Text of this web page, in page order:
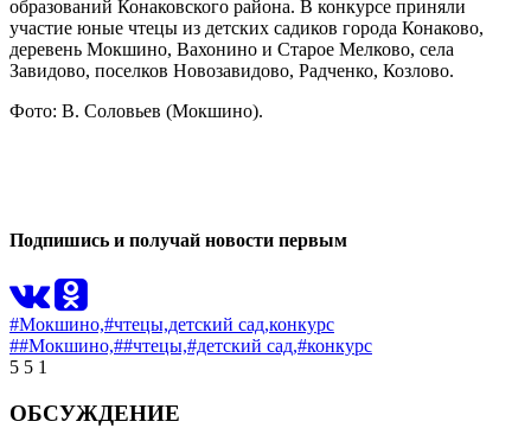
образований Конаковского района. В конкурсе приняли
участие юные чтецы из детских садиков города Конаково,
деревень Мокшино, Вахонино и Старое Мелково, села
Завидово, поселков Новозавидово, Радченко, Козлово.
Фото: В. Соловьев (Мокшино).
Подпишись и получай новости первым
#Мокшино,#чтецы,детский сад,конкурс
##Мокшино,##чтецы,#детский сад,#конкурс
5 5 1
ОБСУЖДЕНИЕ